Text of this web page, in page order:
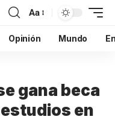
Aa
Opinión Mundo
gana beca
en